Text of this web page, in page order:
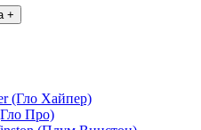
+
(Гло Хайпер)
Про)